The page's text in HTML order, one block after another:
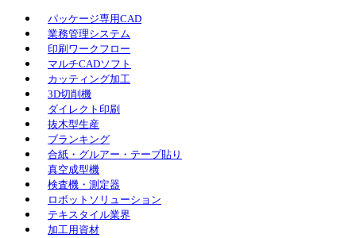
パッケージ専用CAD
業務管理システム
印刷ワークフロー
マルチCADソフト
カッティング加工
3D切削機
ダイレクト印刷
抜木型生産
ブランキング
合紙・グルアー・テープ貼り
真空成型機
検査機・測定器
ロボットソリューション
テキスタイル業界
加工用資材